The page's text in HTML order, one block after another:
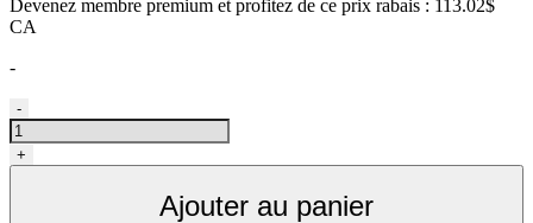
Devenez membre premium et profitez de ce prix rabais : 113.02$
CA
-
quantité
de
Ciseau
de
-
+
Ajouter au panier